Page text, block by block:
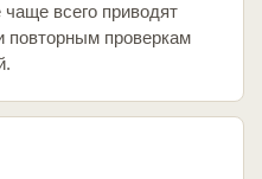
всего приводят
повторным проверкам